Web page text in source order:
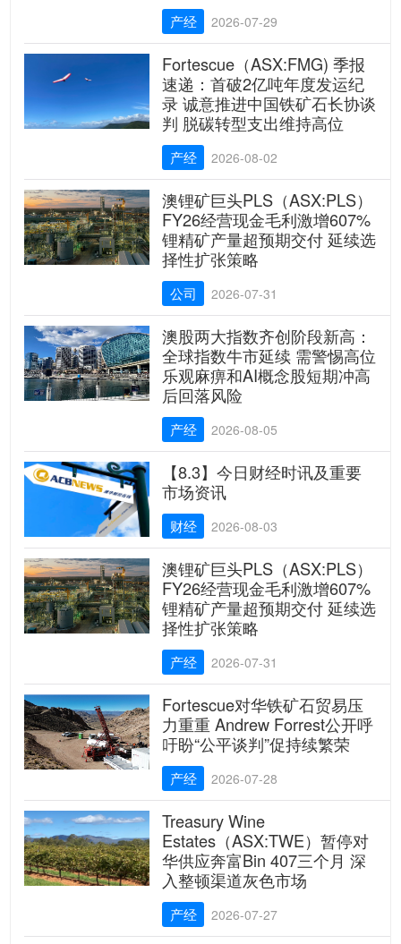
产经 2026-07-29
Fortescue（ASX:FMG) 季报
速递：首破2亿吨年度发运纪
录 诚意推进中国铁矿石长协谈
判 脱碳转型支出维持高位
产经 2026-08-02
澳锂矿巨头PLS（ASX:PLS）
FY26经营现金毛利激增607%
锂精矿产量超预期交付 延续选
择性扩张策略
公司 2026-07-31
澳股两大指数齐创阶段新高：
全球指数牛市延续 需警惕高位
乐观麻痹和AI概念股短期冲高
后回落风险
产经 2026-08-05
【8.3】今日财经时讯及重要
市场资讯
财经 2026-08-03
澳锂矿巨头PLS（ASX:PLS）
FY26经营现金毛利激增607%
锂精矿产量超预期交付 延续选
择性扩张策略
产经 2026-07-31
Fortescue对华铁矿石贸易压
力重重 Andrew Forrest公开呼
吁盼“公平谈判”促持续繁荣
产经 2026-07-28
Treasury Wine
Estates（ASX:TWE）暂停对
华供应奔富Bin 407三个月 深
入整顿渠道灰色市场
产经 2026-07-27